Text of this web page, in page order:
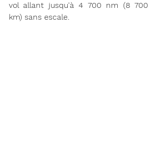
vol allant jusqu'à 4 700 nm (8 700
km) sans escale.